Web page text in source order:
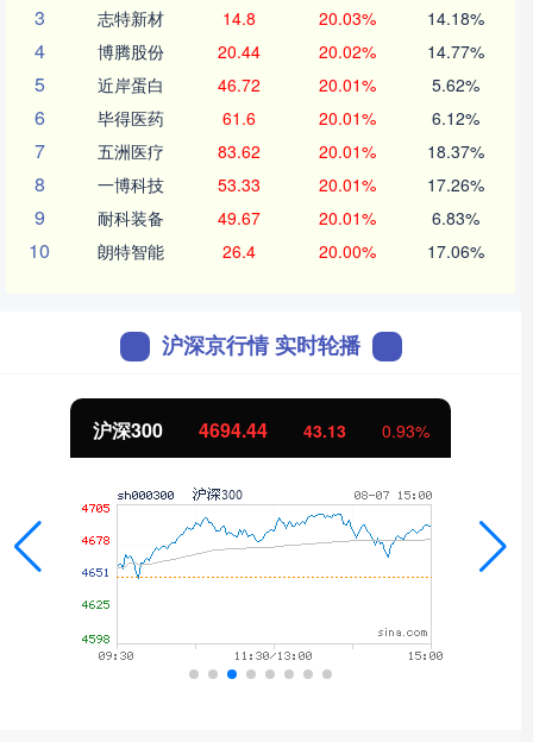
3 志特新材 14.8 20.03% 14.18%
4 博腾股份 20.44 20.02% 14.77%
5 近岸蛋白 46.72 20.01% 5.62%
6 毕得医药 61.6 20.01% 6.12%
7 五洲医疗 83.62 20.01% 18.37%
8 一博科技 53.33 20.01% 17.26%
9 耐科装备 49.67 20.01% 6.83%
10 朗特智能 26.4 20.00% 17.06%
沪深京行情 实时轮播
北证50 1134.24